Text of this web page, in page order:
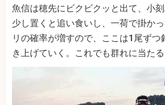
魚信は穂先にビクビクッと出て、小
少し置くと追い食いし、一荷で掛か
リの確率が増すので、ここは1尾ずつ
き上げていく。これでも群れに当たる